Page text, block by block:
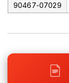
90467-07029